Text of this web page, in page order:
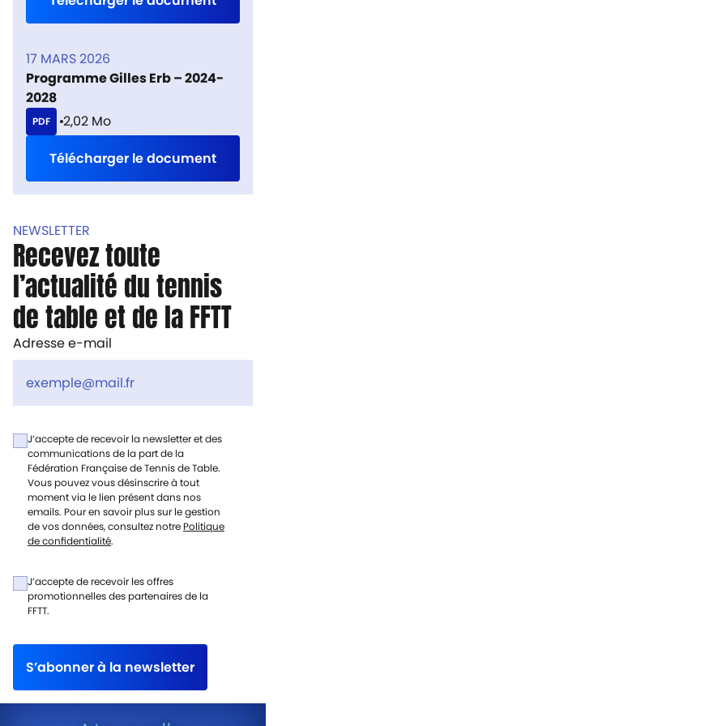
17 MARS 2026
Programme Gilles Erb – 2024-
2028
PDF
2,02 Mo
Télécharger le document
NEWSLETTER
Recevez toute
l’actualité du tennis
de table et de la FFTT
Adresse e-mail
J’accepte de recevoir la newsletter et des
communications de la part de la
Fédération Française de Tennis de Table.
Vous pouvez vous désinscrire à tout
moment via le lien présent dans nos
emails. Pour en savoir plus sur le gestion
de vos données, consultez notre Politique
de confidentialité.
J’accepte de recevoir les offres
promotionnelles des partenaires de la
FFTT.
S’abonner à la newsletter